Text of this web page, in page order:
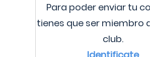
Para poder enviar tu
tienes que ser miembro
club.